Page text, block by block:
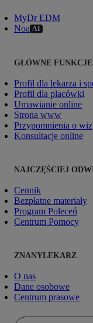
MyDr EDM
Noa AI
GŁÓWNE FUNKCJE
Profil dla lekarza i
Profil dla placówki
Umawianie online
Strona www
Przypomnienia o
Konsultacje online
NAJCZĘŚCIEJ
Cennik
Bezpłatne materiały
Program Poleceń
Centrum Pomocy
ZNANYLEKARZ
O nas
Dane osobowe
Centrum prasowe